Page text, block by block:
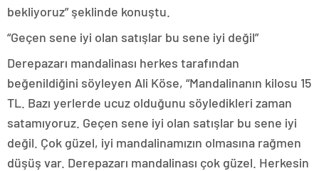
bekliyoruz” şeklinde konuştu.
“Geçen sene iyi olan satışlar bu sene iyi değil”
Derepazarı mandalinası herkes tarafından
beğenildiğini söyleyen Ali Köse, “Mandalinanın kilosu 15
TL. Bazı yerlerde ucuz olduğunu söyledikleri zaman
satamıyoruz. Geçen sene iyi olan satışlar bu sene iyi
değil. Çok güzel, iyi mandalinamızın olmasına rağmen
düşüş var. Derepazarı mandalinası çok güzel. Herkesin